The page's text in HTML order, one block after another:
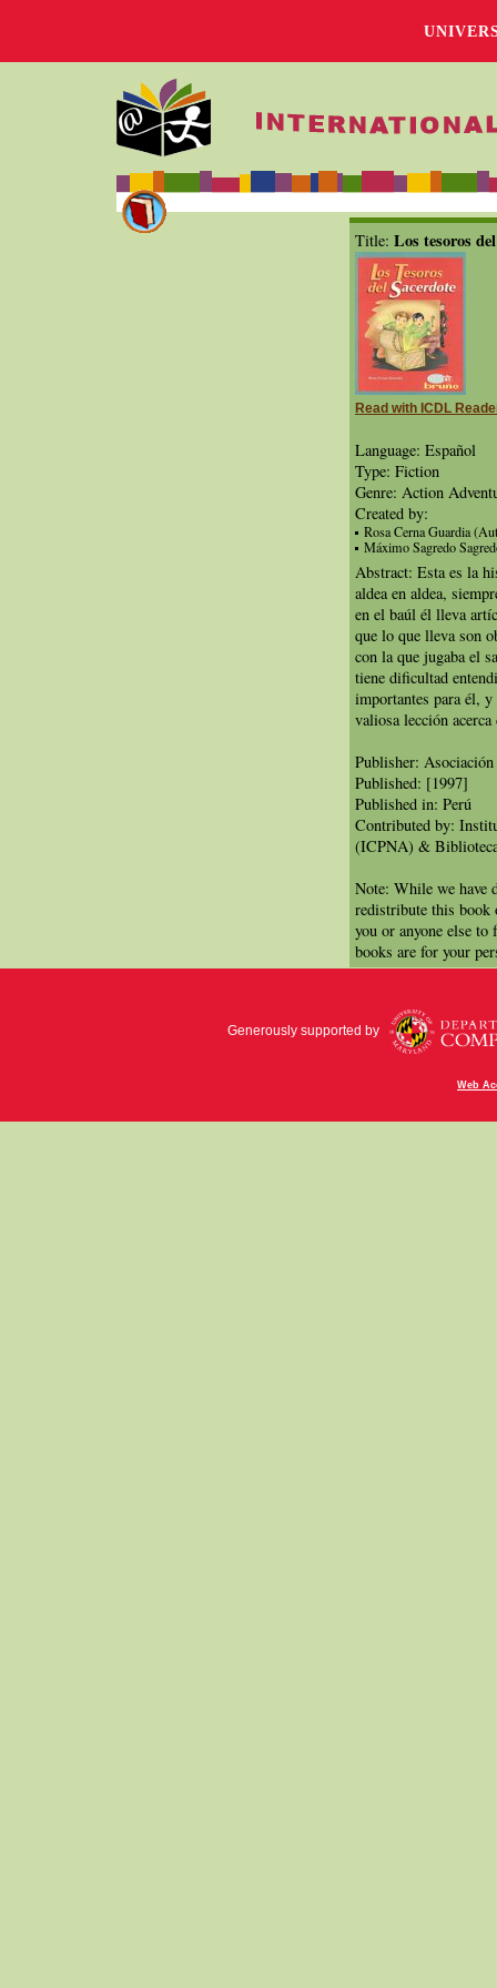
Title: Los tesoros
Read with ICDL
Language: Español
Type: Fiction
Genre: Action
Created by:
Rosa Cerna Guardia
Máximo Sagredo
Abstract: Esta es la
aldea en aldea,
en el baúl él lleva
que lo que lleva son
con la que jugaba el
tiene dificultad
importantes para él, y
valiosa lección
Publisher:
Published: [1997]
Published in: Perú
Contributed by:
(ICPNA) &
Note: While we have
redistribute this book
you or anyone else
books are for your
Generously supported by
Web